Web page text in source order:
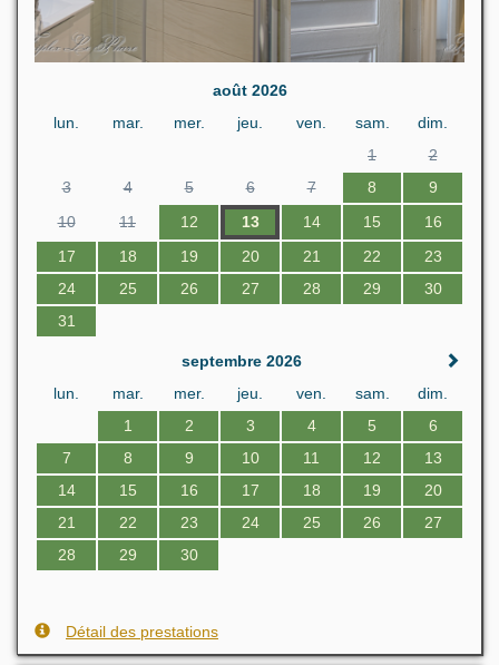
août 2026
lun.
mar. mer. jeu. ven. sam.
dim.
1
2
3
4 5 6 7 8
9
10
11 12 13 14 15
16
17
18 19 20 21 22
23
24
25 26 27 28 29
30
31
septembre 2026
lun.
mar. mer. jeu. ven. sam.
dim.
1
2 3 4 5
6
7
8 9 10 11 12
13
14
15 16 17 18 19
20
21
22 23 24 25 26
27
28
29 30
Détail des prestations